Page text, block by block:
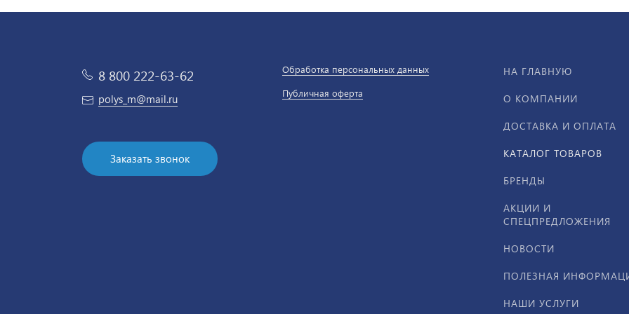
8 800 222-63-62
polys_m@mail.ru
Заказать звонок
Обработка персональных данных
Публичная оферта
НА ГЛАВНУЮ
О КОМПАНИИ
ДОСТАВКА И ОПЛАТА
КАТАЛОГ ТОВАРОВ
БРЕНДЫ
АКЦИИ И
СПЕЦПРЕДЛОЖЕНИЯ
НОВОСТИ
ПОЛЕЗНАЯ
НАШИ УСЛУГИ